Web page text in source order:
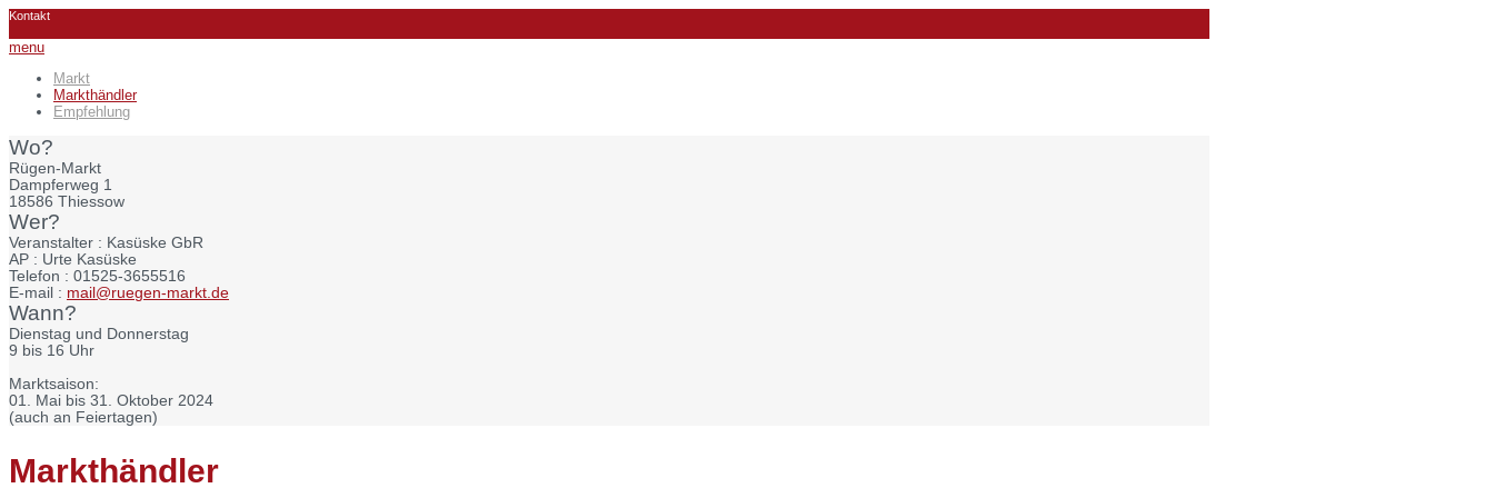
Kontakt
menu
Markt
Markthändler
Empfehlung
Wo?
Rügen-Markt
Dampferweg 1
18586 Thiessow
Wer?
Veranstalter : Kasüske GbR
AP : Urte Kasüske
Telefon : 01525-3655516
E-mail : mail@ruegen-markt.de
Wann?
Dienstag und Donnerstag
9 bis 16 Uhr
Marktsaison:
01. Mai bis 31. Oktober 2024
(auch an Feiertagen)
Markthändler